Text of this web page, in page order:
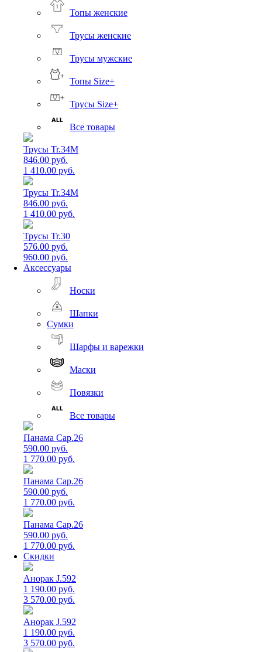
Топы женские
Трусы женские
Трусы мужские
Топы Size+
Трусы Size+
Все товары
Трусы Tr.34M
846.00 руб.
1 410.00 руб.
Трусы Tr.34M
846.00 руб.
1 410.00 руб.
Трусы Tr.30
576.00 руб.
960.00 руб.
Аксессуары
Носки
Шапки
Сумки
Шарфы и варежки
Маски
Повязки
Все товары
Панама Cap.26
590.00 руб.
1 770.00 руб.
Панама Cap.26
590.00 руб.
1 770.00 руб.
Панама Cap.26
590.00 руб.
1 770.00 руб.
Скидки
Анорак J.592
1 190.00 руб.
3 570.00 руб.
Анорак J.592
1 190.00 руб.
3 570.00 руб.